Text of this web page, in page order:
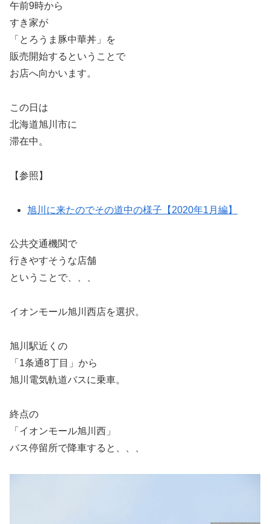
午前9時から
すき家が
「とろうま豚中華丼」を
販売開始するということで
お店へ向かいます。
この日は
北海道旭川市に
滞在中。
【参照】
旭川に来たのでその道中の様子【2020年1月編】
公共交通機関で
行きやすそうな店舗
ということで、、、
イオンモール旭川西店を選択。
旭川駅近くの
「1条通8丁目」から
旭川電気軌道バスに乗車。
終点の
「イオンモール旭川西」
バス停留所で降車すると、、、